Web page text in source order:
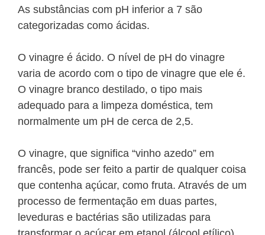
As substâncias com pH inferior a 7 são
categorizadas como ácidas.
O vinagre é ácido. O nível de pH do vinagre
varia de acordo com o tipo de vinagre que ele é.
O vinagre branco destilado, o tipo mais
adequado para a limpeza doméstica, tem
normalmente um pH de cerca de 2,5.
O vinagre, que significa “vinho azedo” em
francês, pode ser feito a partir de qualquer coisa
que contenha açúcar, como fruta. Através de um
processo de fermentação em duas partes,
leveduras e bactérias são utilizadas para